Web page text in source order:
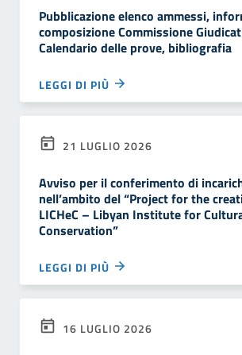
Pubblicazione elenco ammessi,
composizione Commissione
Calendario delle prove, bibliografia
LEGGI DI PIÙ
21 LUGLIO 2026
Avviso per il conferimento di
nell’ambito del “Project for the
LICHeC – Libyan Institute for
Conservation”
LEGGI DI PIÙ
16 LUGLIO 2026